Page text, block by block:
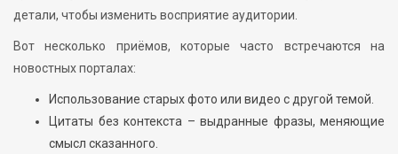
детали, чтобы изменить восприятие аудитории.
Вот несколько приёмов, которые часто встречаются на
новостных порталах:
Использование старых фото или видео с другой темой.
Цитаты без контекста – выдранные фразы, меняющие
смысл сказанного.